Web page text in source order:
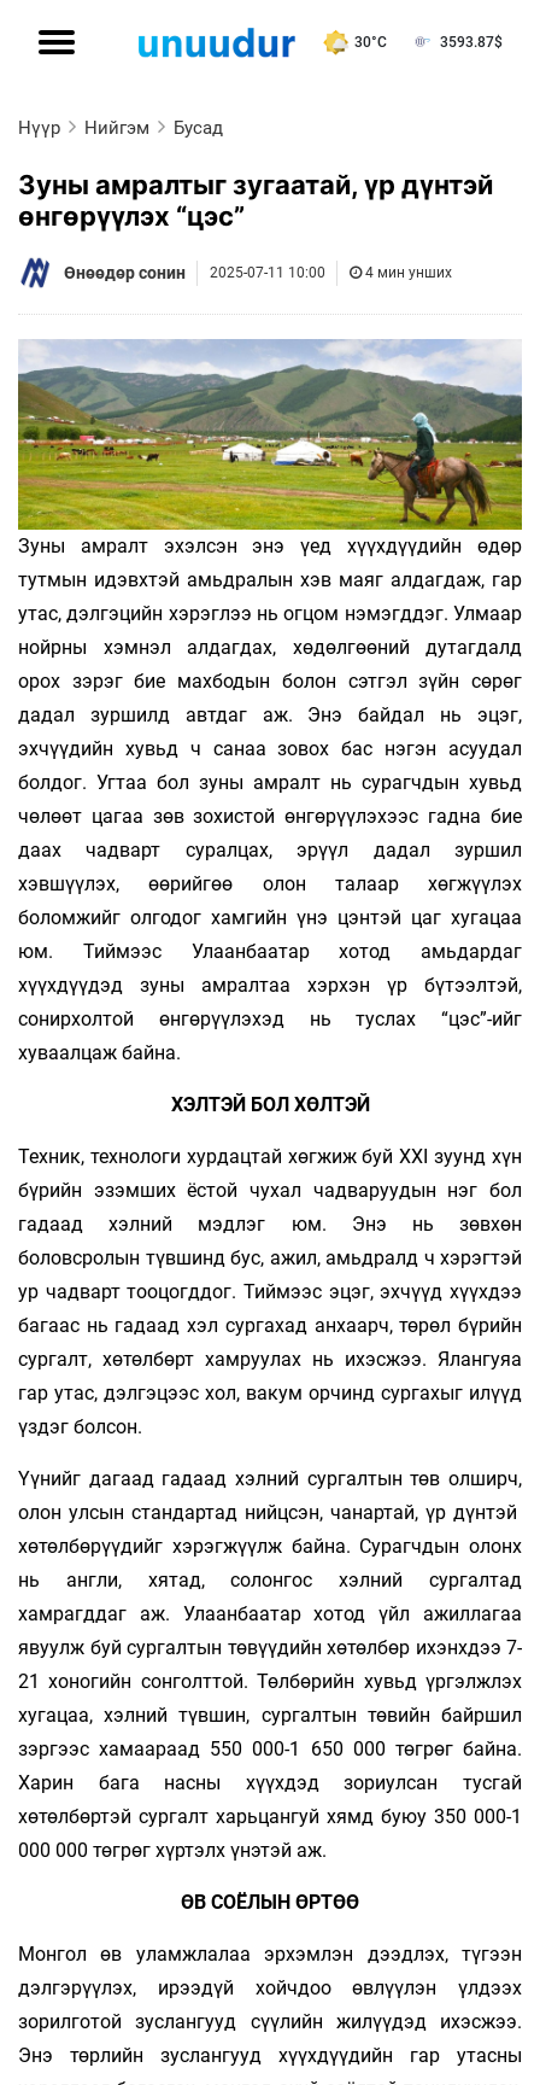
30°C 3593.87$
Нүүр Нийгэм Бусад
Зуны амралтыг зугаатай, үр дүнтэй
өнгөрүүлэх “цэс”
Өнөөдөр сонин 2025-07-11 10:00 4 мин унших
Зуны амралт эхэлсэн энэ үед хүүхдүүдийн өдөр
тутмын идэвхтэй амьдралын хэв маяг алдагдаж, гар
утас, дэлгэцийн хэрэглээ нь огцом нэмэгддэг. Улмаар
нойрны хэмнэл алдагдах, хөдөлгөөний дутагдалд
орох зэрэг бие махбодын болон сэтгэл зүйн сөрөг
дадал зуршилд автдаг аж. Энэ байдал нь эцэг,
эхчүүдийн хувьд ч санаа зовох бас нэгэн асуудал
болдог. Угтаа бол зуны амралт нь сурагчдын хувьд
чөлөөт цагаа зөв зохистой өнгөрүүлэхээс гадна бие
даах чадварт суралцах, эрүүл дадал зуршил
хэвшүүлэх, өөрийгөө олон талаар хөгжүүлэх
боломжийг олгодог хамгийн үнэ цэнтэй цаг хугацаа
юм. Тиймээс Улаанбаатар хотод амьдардаг
хүүхдүүдэд зуны амралтаа хэрхэн үр бүтээлтэй,
сонирхолтой өнгөрүүлэхэд нь туслах “цэс”-ийг
хуваалцаж байна.
ХЭЛТЭЙ БОЛ ХӨЛТЭЙ
Техник, технологи хурдацтай хөгжиж буй XXI зуунд хүн
бүрийн эзэмших ёстой чухал чадваруудын нэг бол
гадаад хэлний мэдлэг юм. Энэ нь зөвхөн
боловсролын түвшинд бус, ажил, амьдралд ч хэрэгтэй
ур чадварт тооцогддог. Тиймээс эцэг, эхчүүд хүүхдээ
багаас нь гадаад хэл сургахад анхаарч, төрөл бүрийн
сургалт, хөтөлбөрт хамруулах нь ихэсжээ. Ялангуяа
гар утас, дэлгэцээс хол, вакум орчинд сургахыг илүүд
үздэг болсон.
Үүнийг дагаад гадаад хэлний сургалтын төв олширч,
олон улсын стандартад нийцсэн, чанартай, үр дүнтэй
хөтөлбөрүүдийг хэрэгжүүлж байна. Сурагчдын олонх
нь англи, хятад, солонгос хэлний сургалтад
хамрагддаг аж. Улаанбаатар хотод үйл ажиллагаа
явуулж буй сургалтын төвүүдийн хөтөлбөр ихэнхдээ 7-
21 хоногийн сонголттой. Төлбөрийн хувьд үргэлжлэх
хугацаа, хэлний түвшин, сургалтын төвийн байршил
зэргээс хамаараад 550 000-1 650 000 төгрөг байна.
Харин бага насны хүүхдэд зориулсан тусгай
хөтөлбөртэй сургалт харьцангуй хямд буюу 350 000-1
000 000 төгрөг хүртэлх үнэтэй аж.
ӨВ СОЁЛЫН ӨРТӨӨ
Монгол өв уламжлалаа эрхэмлэн дээдлэх, түгээн
дэлгэрүүлэх, ирээдүй хойчдоо өвлүүлэн үлдээх
зорилготой зуслангууд сүүлийн жилүүдэд ихэсжээ.
Энэ төрлийн зуслангууд хүүхдүүдийн гар утасны